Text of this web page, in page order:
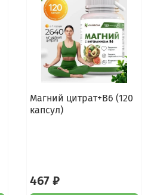
Магний цитрат+В6 (120
капсул)
467 ₽